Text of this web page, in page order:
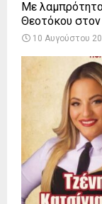
Με
Θεοτόκου
10 Αυγούστου